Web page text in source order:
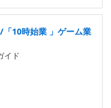
10時始業 」ゲーム業
イド